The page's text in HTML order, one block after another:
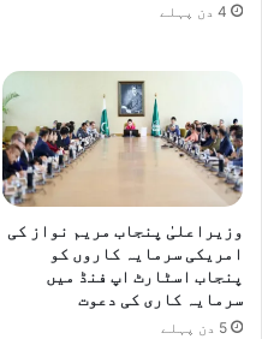
4 دن پہلے
وزیراعلیٰ پنجاب مریم نواز کی
امریکی سرمایہ کاروں کو
پنجاب اسٹارٹ اپ فنڈ میں
سرمایہ کاری کی دعوت
5 دن پہلے